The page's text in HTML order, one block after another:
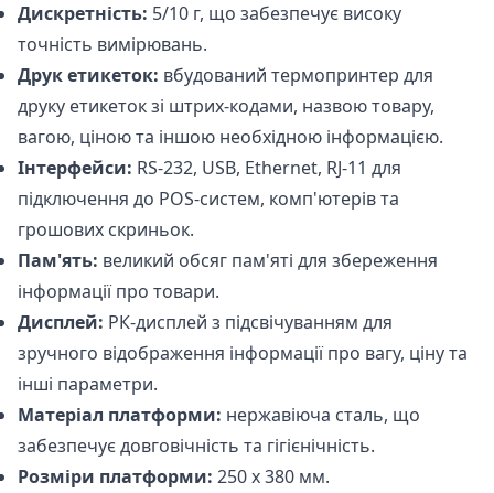
Дискретність: 5/10 г, що забезпечує високу
точність вимірювань.
Друк етикеток: вбудований термопринтер для
друку етикеток зі штрих-кодами, назвою товару,
вагою, ціною та іншою необхідною інформацією.
Інтерфейси: RS-232, USB, Ethernet, RJ-11 для
підключення до POS-систем, комп'ютерів та
грошових скриньок.
Пам'ять: великий обсяг пам'яті для збереження
інформації про товари.
Дисплей: РК-дисплей з підсвічуванням для
зручного відображення інформації про вагу, ціну та
інші параметри.
Матеріал платформи: нержавіюча сталь, що
забезпечує довговічність та гігієнічність.
Розміри платформи: 250 x 380 мм.